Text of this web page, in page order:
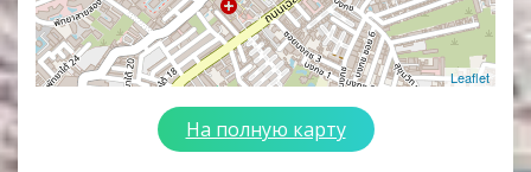
Leaflet
На полную карту